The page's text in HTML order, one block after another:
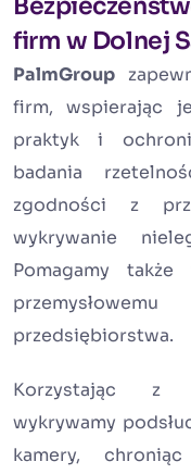
firm w Dolnej
PalmGroup
firm, wspierając
praktyk i
badania
zgodności z
wykrywanie
Pomagamy
przedsiębiorstwa.
Korzystając z
wykrywamy
kamery,